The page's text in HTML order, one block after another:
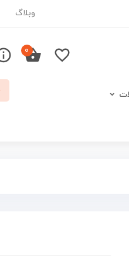
وبلاگ
۰